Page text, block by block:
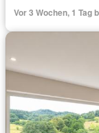
Vor 3 Wochen, 1 Tag